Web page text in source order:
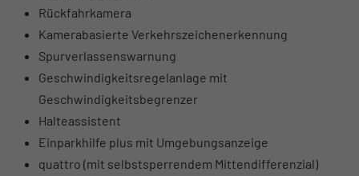
Rückfahrkamera
Kamerabasierte Verkehrszeichenerkennung
Spurverlassenswarnung
Geschwindigkeitsregelanlage mit
Geschwindigkeitsbegrenzer
Halteassistent
Einparkhilfe plus mit Umgebungsanzeige
quattro (mit selbstsperrendem Mittendifferenzial)